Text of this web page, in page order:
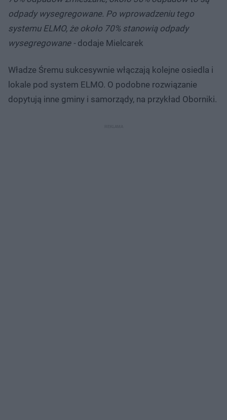
odpady wysegregowane. Po wprowadzeniu tego
systemu ELMO, że około 70% stanowią odpady
wysegregowane - dodaje Mielcarek
Władze Śremu sukcesywnie włączają kolejne osiedla i
lokale pod system ELMO. O podobne rozwiązanie
dopytują inne gminy i samorządy, na przykład Oborniki.